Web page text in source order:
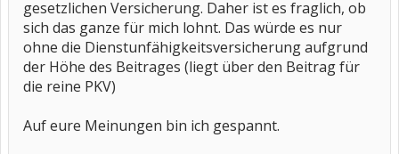
gesetzlichen Versicherung. Daher ist es fraglich, ob
sich das ganze für mich lohnt. Das würde es nur
ohne die Dienstunfähigkeitsversicherung aufgrund
der Höhe des Beitrages (liegt über den Beitrag für
die reine PKV)
Auf eure Meinungen bin ich gespannt.